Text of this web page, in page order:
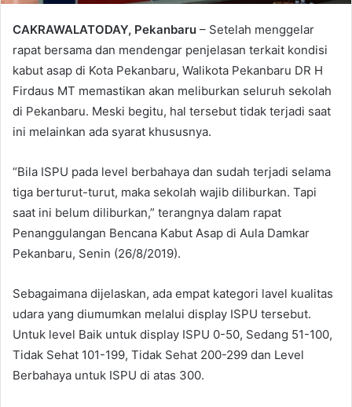
CAKRAWALATODAY, Pekanbaru – Setelah menggelar
rapat bersama dan mendengar penjelasan terkait kondisi
kabut asap di Kota Pekanbaru, Walikota Pekanbaru DR H
Firdaus MT memastikan akan meliburkan seluruh sekolah
di Pekanbaru. Meski begitu, hal tersebut tidak terjadi saat
ini melainkan ada syarat khususnya.
“Bila ISPU pada level berbahaya dan sudah terjadi selama
tiga berturut-turut, maka sekolah wajib diliburkan. Tapi
saat ini belum diliburkan,” terangnya dalam rapat
Penanggulangan Bencana Kabut Asap di Aula Damkar
Pekanbaru, Senin (26/8/2019).
Sebagaimana dijelaskan, ada empat kategori lavel kualitas
udara yang diumumkan melalui display ISPU tersebut.
Untuk level Baik untuk display ISPU 0-50, Sedang 51-100,
Tidak Sehat 101-199, Tidak Sehat 200-299 dan Level
Berbahaya untuk ISPU di atas 300.